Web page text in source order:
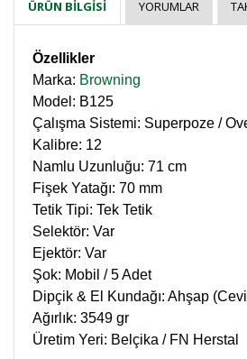
ÜRÜN BILGISI YORUMLAR
Özellikler
Marka: Browning
Model: B125
Çalışma Sistemi: Superpoze /
Kalibre: 12
Namlu Uzunluğu: 71 cm
Fişek Yatağı: 70 mm
Tetik Tipi: Tek Tetik
Selektör: Var
Ejektör: Var
Şok: Mobil / 5 Adet
Dipçik & El Kundağı: Ahşap
Ağırlık: 3549 gr
Üretim Yeri: Belçika / FN Herstal